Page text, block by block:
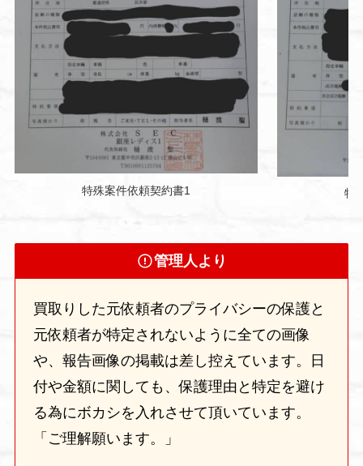
特殊案件依頼契約書1 特
管理人より
買取りした元依頼者のプライバシーの保護と
元依頼者が特定されないように全ての画像
や、報告画像の掲載は差し控えています。日
付や金額に関しても、保護理由と特定を避け
る為にボカシを入れさせて頂いています。
「ご理解願います。」